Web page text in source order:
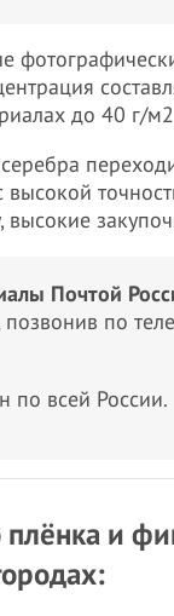
до 40 г/
высокие
Почтой
позвонив по
по всей России.
и